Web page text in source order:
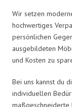
Wir setzen
hochwertiges
persönlichen
ausgebildeten
und Kosten zu
Bei uns kannst du
individuellen
maßgeschneiderte